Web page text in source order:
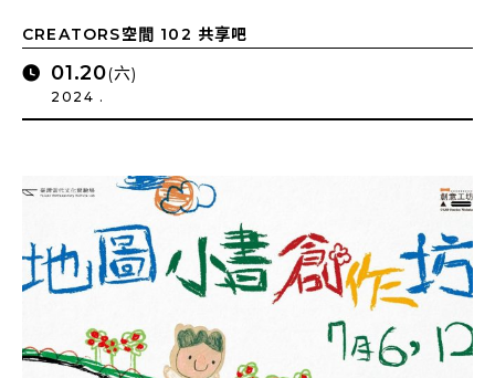
CREATORS空間 102 共享吧
01.20(六)
2024 .